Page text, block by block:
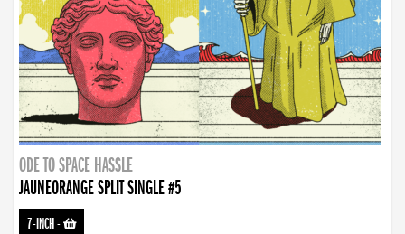
ODE TO SPACE HASSLE
JAUNEORANGE SPLIT SINGLE #5
7-INCH-